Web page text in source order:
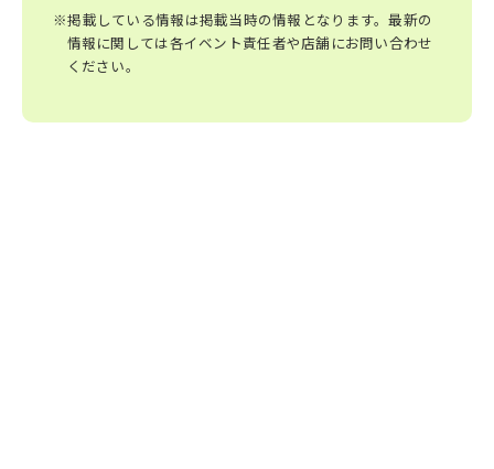
※掲載している情報は掲載当時の情報となります。最新の
情報に関しては各イベント責任者や店舗にお問い合わせ
ください。